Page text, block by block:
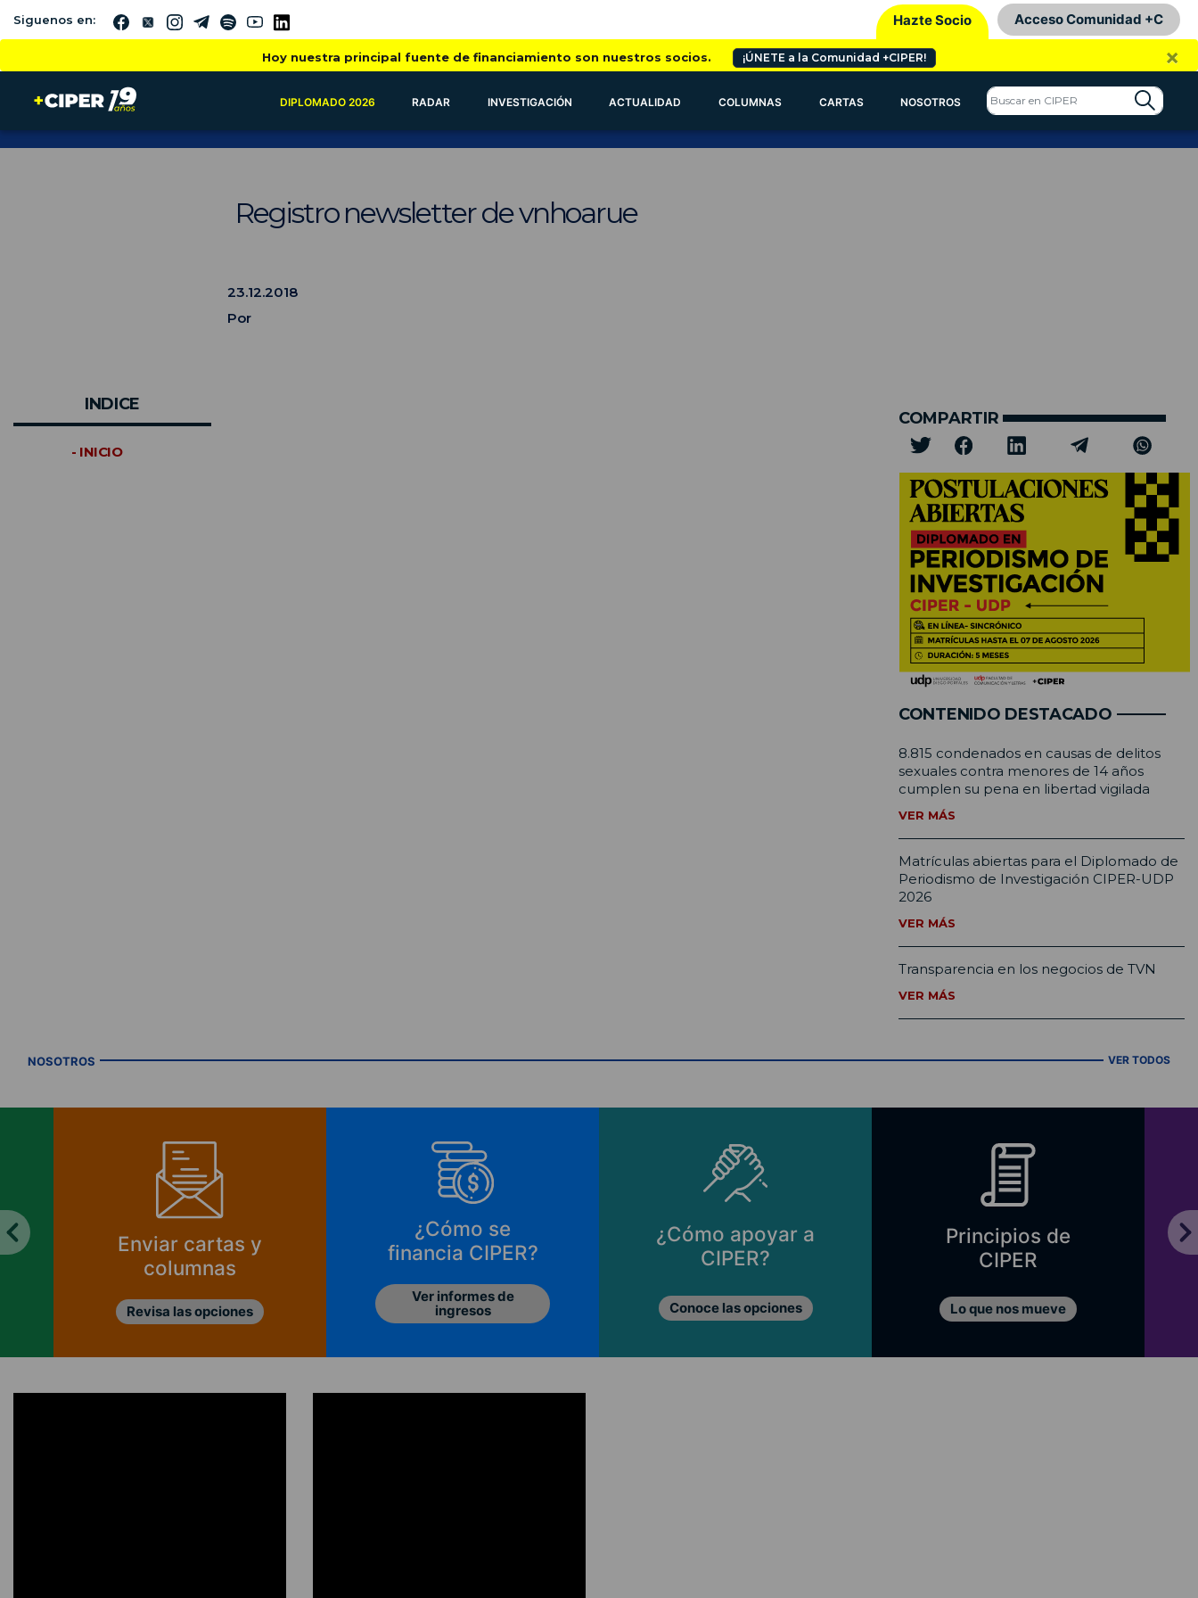
Siguenos en: Hazte Socio Acceso Comunidad +C
Hoy nuestra principal fuente de financiamiento son nuestros socios. ¡ÚNETE a la Comunidad +CIPER! ×
DIPLOMADO 2026 RADAR INVESTIGACIÓN ACTUALIDAD COLUMNAS CARTAS NOSOTROS
Registro newsletter de vnhoarue
23.12.2018
Por
INDICE
- INICIO
COMPARTIR
CONTENIDO DESTACADO
8.815 condenados en causas de delitos
sexuales contra menores de 14 años
cumplen su pena en libertad vigilada
VER MÁS
Matrículas abiertas para el Diplomado de
Periodismo de Investigación CIPER-UDP
2026
VER MÁS
Transparencia en los negocios de TVN
VER MÁS
NOSOTROS VER TODOS
Enviar cartas y
columnas
Revisa las opciones
¿Cómo se
financia CIPER?
Ver informes de
ingresos
¿Cómo apoyar a
CIPER?
Conoce las opciones
Principios de
CIPER
Lo que nos mueve